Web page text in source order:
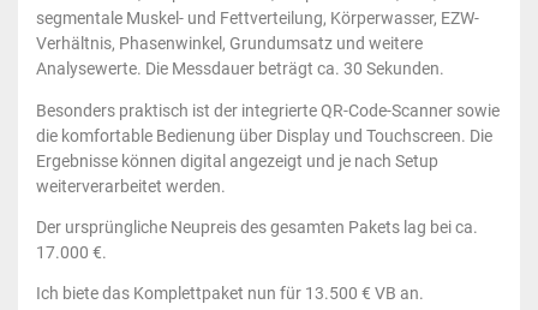
segmentale Muskel- und Fettverteilung, Körperwasser, EZW-
Verhältnis, Phasenwinkel, Grundumsatz und weitere
Analysewerte. Die Messdauer beträgt ca. 30 Sekunden.
Besonders praktisch ist der integrierte QR-Code-Scanner sowie
die komfortable Bedienung über Display und Touchscreen. Die
Ergebnisse können digital angezeigt und je nach Setup
weiterverarbeitet werden.
Der ursprüngliche Neupreis des gesamten Pakets lag bei ca.
17.000 €.
Ich biete das Komplettpaket nun für 13.500 € VB an.